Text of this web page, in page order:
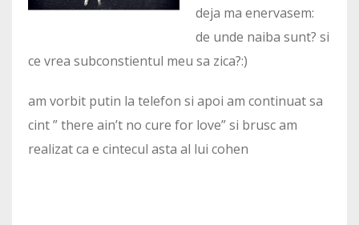
deja ma enervasem:
de unde naiba sunt? si
ce vrea subconstientul meu sa zica?:)
am vorbit putin la telefon si apoi am continuat sa
cint ” there ain’t no cure for love” si brusc am
realizat ca e cintecul asta al lui cohen